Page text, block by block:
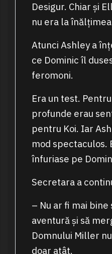
Desigur. Chiar și
nu era la
Atunci Ashley a
ce Dominic îl
feromoni.
Era un test.
profunde erau
pentru Koi. Iar
mod spectaculos.
înfuriase pe
Secretara a
– Nu ar fi mai bine
aventură și să
Domnului Miller
doar atât.